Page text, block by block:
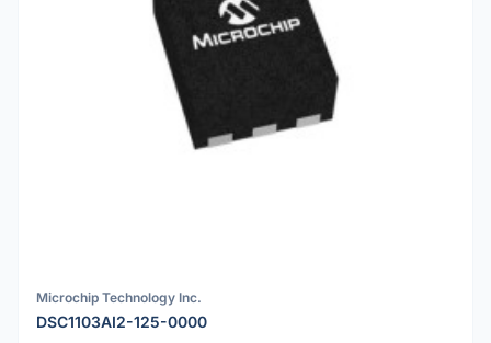
Microchip Technology Inc.
DSC1103AI2-125-0000